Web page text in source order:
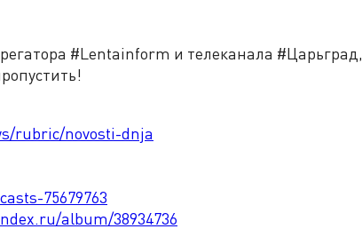
#Lentainform и телеканала #Царьград,
rubric/novosti-dnja
75679763
album/38934736